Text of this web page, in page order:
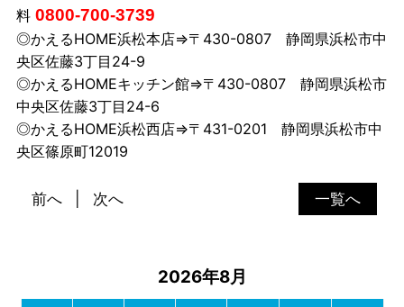
料 0800-700-3739
◎かえるHOME浜松本店⇒〒430-0807 静岡県浜松市中
央区佐藤3丁目24-9
◎かえるHOMEキッチン館⇒〒430-0807 静岡県浜松市
中央区佐藤3丁目24-6
◎かえるHOME浜松西店⇒〒431-0201 静岡県浜松市中
央区篠原町12019
一覧へ
前へ 次へ
2026年8月